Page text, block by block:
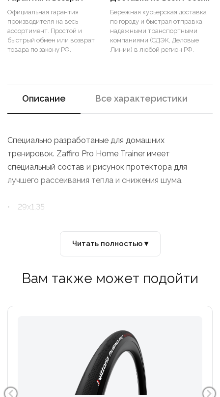
Официальная гарантия
производителя на весь
ассортимент. Простой и
быстрый обмен или возврат
товара по закону РФ.
Бережная курьерская доставка
по городу и быстрая отправка
надежными транспортными
компаниями (СДЭК, Деловые
Линии) в любой регион РФ.
Описание Все характеристики
Специально разработаные для домашних
тренировок. Zaffiro Pro Home Trainer имеет
специальный состав и рисунок протектора для
лучшего рассеивания тепла и снижения шума.
• 29х1,35
Читать полностью ▾
Вам также может подойти